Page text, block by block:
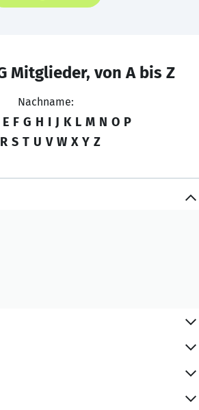
Mitglieder, von A bis Z
Nachname:
E F G H I J K L M N O P
R S T U V W X Y Z